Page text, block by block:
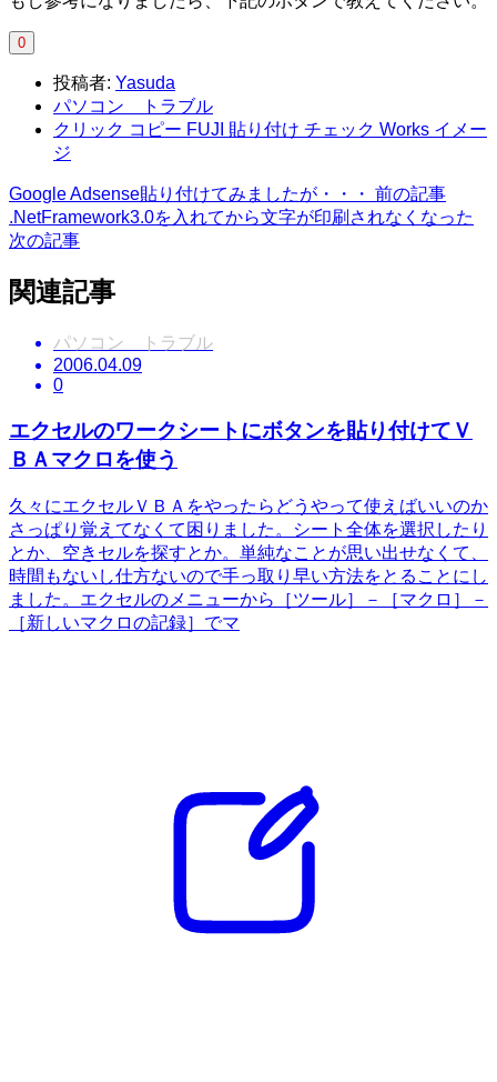
0
投稿者: Yasuda
パソコン トラブル
クリック コピー FUJI 貼り付け チェック Works イメー
ジ
Google Adsense貼り付けてみましたが・・・ 前の記事
.NetFramework3.0を入れてから文字が印刷されなくなった
次の記事
関連記事
パソコン トラブル
2006.04.09
0
エクセルのワークシートにボタンを貼り付けてＶ
ＢＡマクロを使う
久々にエクセルＶＢＡをやったらどうやって使えばいいのか
さっぱり覚えてなくて困りました。シート全体を選択したり
とか、空きセルを探すとか。単純なことが思い出せなくて、
時間もないし仕方ないので手っ取り早い方法をとることにし
ました。エクセルのメニューから［ツール］－［マクロ］－
［新しいマクロの記録］でマ